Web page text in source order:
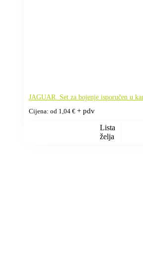
JAGUAR. Set za bojenje isporučen u
Cijena: od 1,04 € + pdv
Lista
želja